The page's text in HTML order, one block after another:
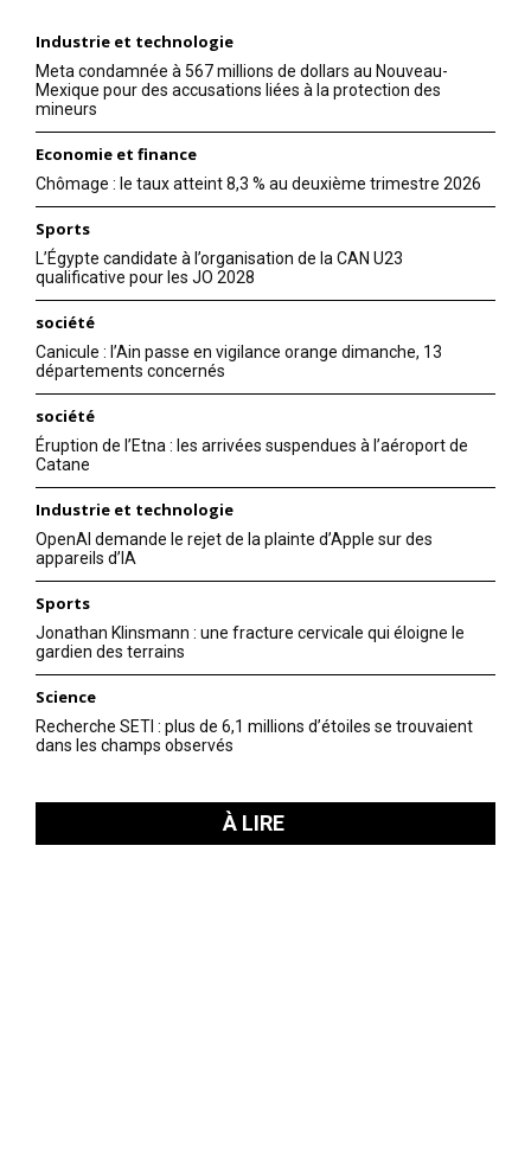
Industrie et technologie
Meta condamnée à 567 millions de dollars au Nouveau-
Mexique pour des accusations liées à la protection des
mineurs
Economie et finance
Chômage : le taux atteint 8,3 % au deuxième trimestre 2026
Sports
L’Égypte candidate à l’organisation de la CAN U23
qualificative pour les JO 2028
société
Canicule : l’Ain passe en vigilance orange dimanche, 13
départements concernés
société
Éruption de l’Etna : les arrivées suspendues à l’aéroport de
Catane
Industrie et technologie
OpenAI demande le rejet de la plainte d’Apple sur des
appareils d’IA
Sports
Jonathan Klinsmann : une fracture cervicale qui éloigne le
gardien des terrains
Science
Recherche SETI : plus de 6,1 millions d’étoiles se trouvaient
dans les champs observés
À LIRE